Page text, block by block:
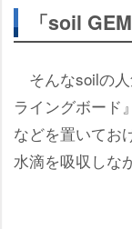
「soil
そんなsoilの
ライングボード
などを置いてお
水滴を吸収しな